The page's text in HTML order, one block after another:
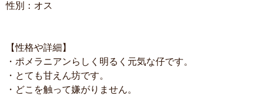
性別：オス
【性格や詳細】
・ポメラニアンらしく明るく元気な仔です。
・とても甘えん坊です。
・どこを触って嫌がりません。